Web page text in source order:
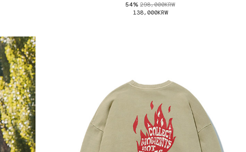
54% 298,000KRW
138,000KRW